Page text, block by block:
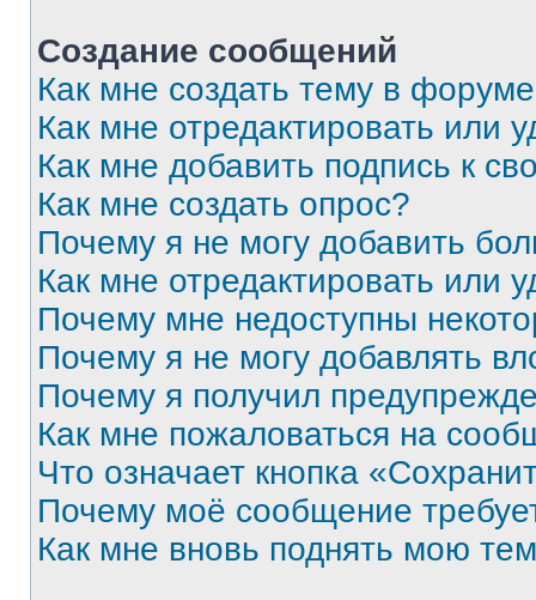
Создание сообщений
Как мне создать тему в
Как мне отредактировать или
Как мне добавить подпись к
Как мне создать опрос?
Почему я не могу добавить
Как мне отредактировать или
Почему мне недоступны
Почему я не могу добавлять
Почему я получил
Как мне пожаловаться на
Что означает кнопка
Почему моё сообщение
Как мне вновь поднять мою